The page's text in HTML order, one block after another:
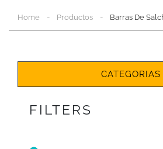
Home - Productos - Barras De
CATEGORIAS
FILTERS